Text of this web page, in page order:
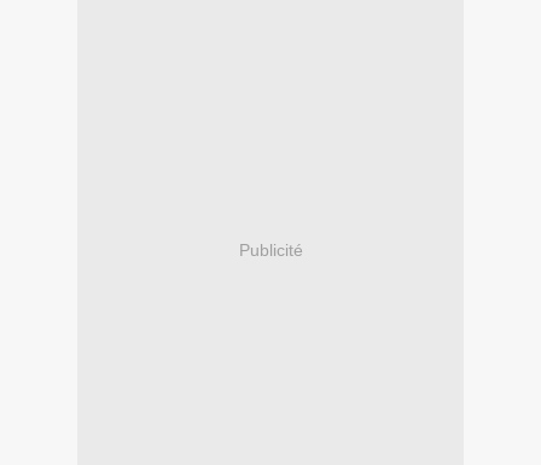
Publicité